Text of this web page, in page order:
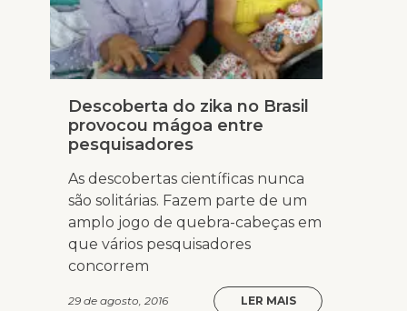
Descoberta do zika no Brasil
provocou mágoa entre
pesquisadores
As descobertas científicas nunca
são solitárias. Fazem parte de um
amplo jogo de quebra-cabeças em
que vários pesquisadores
concorrem
29 de agosto, 2016 LER MAIS